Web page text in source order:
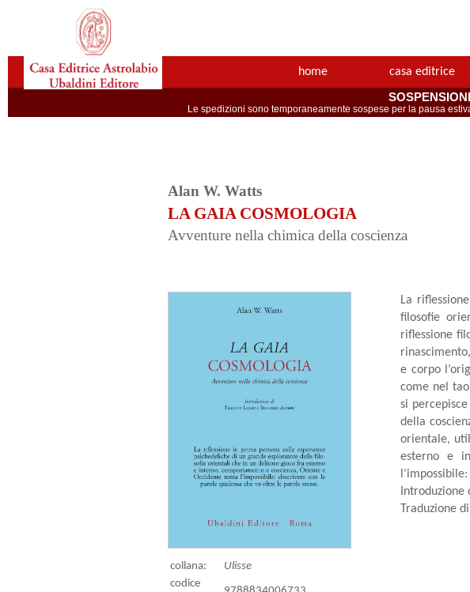
home casa editrice
Le spedizioni sono temporaneamente sospese per la pausa
Alan W. Watts
LA GAIA COSMOLOGIA
Avventure nella chimica della coscienza
La
filosofie
riflessione
e corpo
come nel
si
della
orientale,
esterno e
Introduzione
Traduzione
collana:
Ulisse
codice